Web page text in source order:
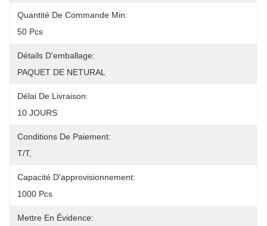
Quantité De Commande Min:
50 Pcs
Détails D'emballage:
PAQUET DE NETURAL
Délai De Livraison:
10 JOURS
Conditions De Paiement:
T/T,
Capacité D'approvisionnement:
1000 Pcs
Mettre En Évidence: